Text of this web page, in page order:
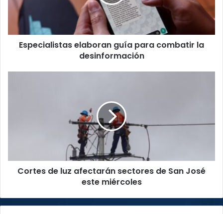
desinformación
Especialistas elaboran guía para combatir la
desinformación
este
miércoles
Cortes de luz afectarán sectores de San José
este miércoles